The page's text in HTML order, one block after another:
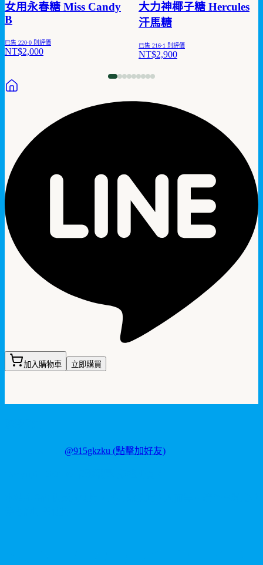
女用永春糖 Miss Candy
B
已售 220·0 則評價
NT$2,000
大力神椰子糖 Hercules
汗馬糖
已售 216·1 則評價
NT$2,900
加入購物車 立即購買
@915gkzku (點擊加好友)